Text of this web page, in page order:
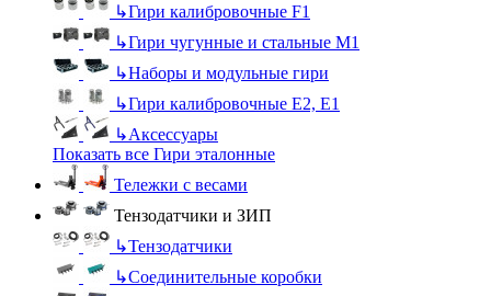
↳Гири калибровочные F1
↳Гири чугунные и стальные М1
↳Наборы и модульные гири
↳Гири калибровочные E2, Е1
↳Аксессуары
Показать все Гири эталонные
Тележки с весами
Тензодатчики и ЗИП
↳Тензодатчики
↳Соединительные коробки